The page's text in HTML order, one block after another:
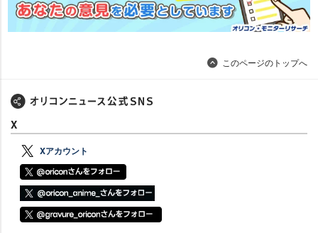
このページのトップへ
X
Xアカウント